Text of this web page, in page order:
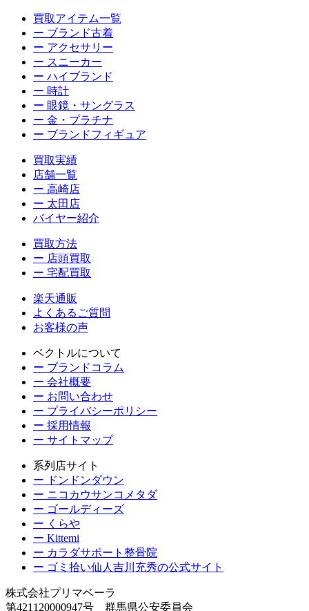
買取アイテム一覧
ー ブランド古着
ー アクセサリー
ー スニーカー
ー ハイブランド
ー 時計
ー 眼鏡・サングラス
ー 金・プラチナ
ー ブランドフィギュア
買取実績
店舗一覧
ー 高崎店
ー 太田店
バイヤー紹介
買取方法
ー 店頭買取
ー 宅配買取
楽天通販
よくあるご質問
お客様の声
ベクトルについて
ー ブランドコラム
ー 会社概要
ー お問い合わせ
ー プライバシーポリシー
ー 採用情報
ー サイトマップ
系列店サイト
ー ドンドンダウン
ー ニコカウサンコメタダ
ー ゴールディーズ
ー くらや
ー Kittemi
ー カラダサポート整骨院
ー ゴミ拾い仙人吉川充秀の公式サイト
株式会社プリマベーラ
第421120000947号 群馬県公安委員会